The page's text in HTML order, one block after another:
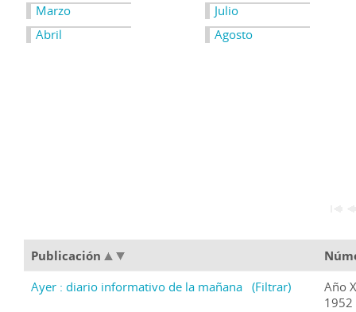
Marzo
Abril
Julio
Agosto
Publicación
Ayer : diario informativo de la mañana (Filtrar)
Año
1952